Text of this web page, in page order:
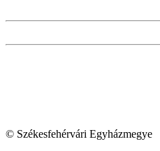
© Székesfehérvári Egyházmegye